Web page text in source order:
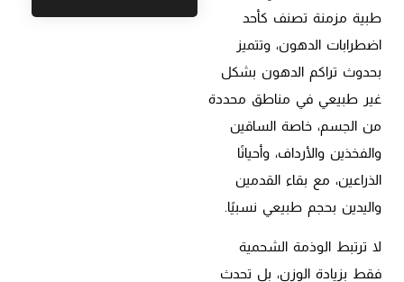
طبية مزمنة تصنف كأحد
اضطرابات الدهون، وتتميز
بحدوث تراكم الدهون بشكل
غير طبيعي في مناطق محددة
من الجسم، خاصة الساقين
والفخذين والأرداف، وأحيانًا
الذراعين، مع بقاء القدمين
واليدين بحجم طبيعي نسبيًا.
لا ترتبط الوذمة الشحمية
فقط بزيادة الوزن، بل تحدث